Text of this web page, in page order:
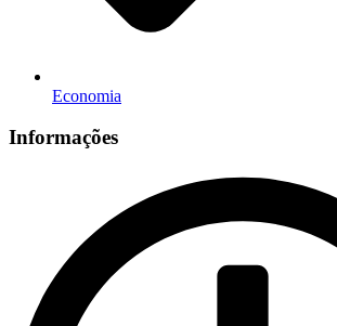
Economia
Informações